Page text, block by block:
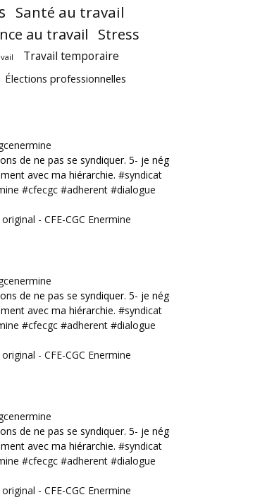
Santé au travail
au travail Stress
Travail temporaire
Élections professionnelles
de ne pas se syndiquer. 5- je négocie
avec ma hiérarchie. #syndicat
#cfecgc #adherent #dialogue
- CFE-CGC Enermine
de ne pas se syndiquer. 5- je négocie
avec ma hiérarchie. #syndicat
#cfecgc #adherent #dialogue
- CFE-CGC Enermine
de ne pas se syndiquer. 5- je négocie
avec ma hiérarchie. #syndicat
#cfecgc #adherent #dialogue
- CFE-CGC Enermine